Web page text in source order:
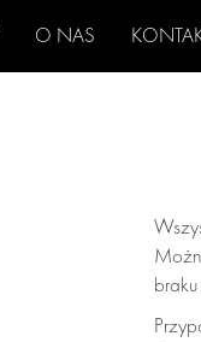
O NAS